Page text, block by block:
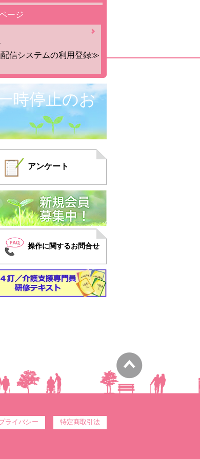
ージ
信システムの利用登録≫
時停止のお
アンケート
操作に関するお問合せ
ライバシー 特定商取引法